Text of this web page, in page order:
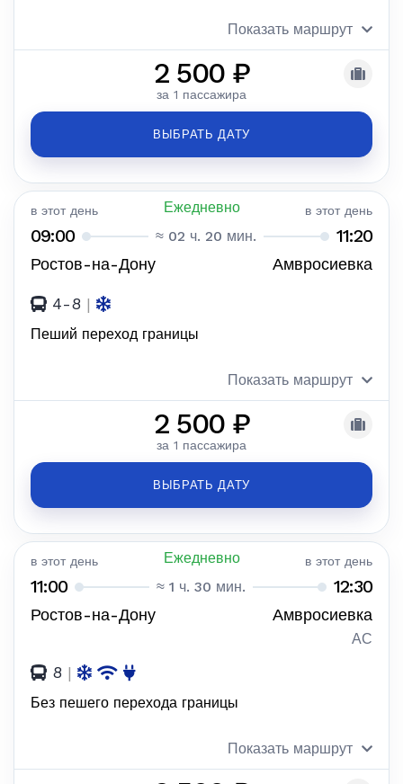
Показать маршрут
2 500 ₽
за 1 пассажира
ВЫБРАТЬ ДАТУ
в этот день Ежедневно в этот день
09:00 ≈ 02 ч. 20 мин. 11:20
Ростов-на-Дону Амвросиевка
4-8 |
Пеший переход границы
Показать маршрут
2 500 ₽
за 1 пассажира
ВЫБРАТЬ ДАТУ
в этот день Ежедневно в этот день
11:00 ≈ 1 ч. 30 мин. 12:30
Ростов-на-Дону Амвросиевка
АС
8 |
Без пешего перехода границы
Показать маршрут